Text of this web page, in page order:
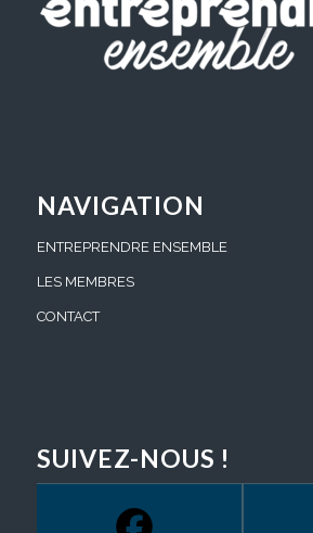
NAVIGATION
ENTREPRENDRE ENSEMBLE
LES MEMBRES
CONTACT
SUIVEZ-NOUS !